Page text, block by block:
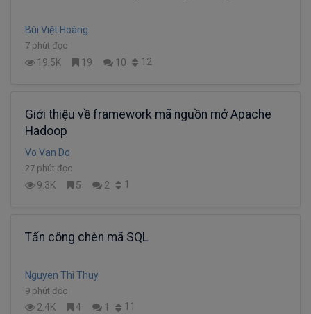
Bùi Việt Hoàng
7 phút đọc
19.5K 19 10 12
Giới thiệu về framework mã nguồn mở Apache
Hadoop
Vo Van Do
27 phút đọc
9.3K 5 2 1
Tấn công chèn mã SQL
Nguyen Thi Thuy
9 phút đọc
2.4K 4 1 11